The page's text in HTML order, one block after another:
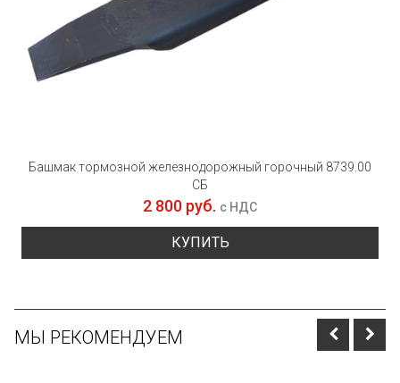
Башмак тормозной железнодорожный горочный 8739.00
СБ
2 800 руб. с НДС
КУПИТЬ
МЫ РЕКОМЕНДУЕМ